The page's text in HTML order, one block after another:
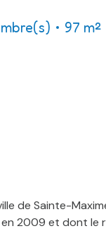
97 m²
de Sainte-
2009 et dont